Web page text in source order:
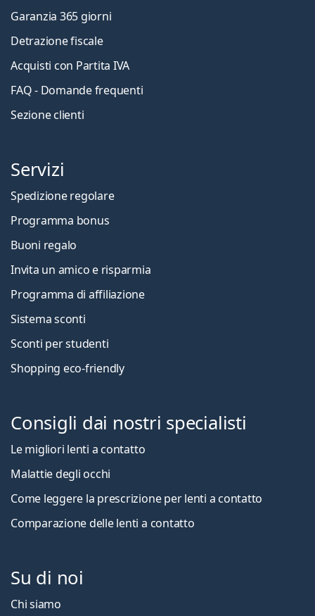
Garanzia 365 giorni
Detrazione fiscale
Acquisti con Partita IVA
FAQ - Domande frequenti
Sezione clienti
Servizi
Spedizione regolare
Programma bonus
Buoni regalo
Invita un amico e risparmia
Programma di affiliazione
Sistema sconti
Sconti per studenti
Shopping eco-friendly
Consigli dai nostri specialisti
Le migliori lenti a contatto
Malattie degli occhi
Come leggere la prescrizione per lenti a contatto
Comparazione delle lenti a contatto
Su di noi
Chi siamo